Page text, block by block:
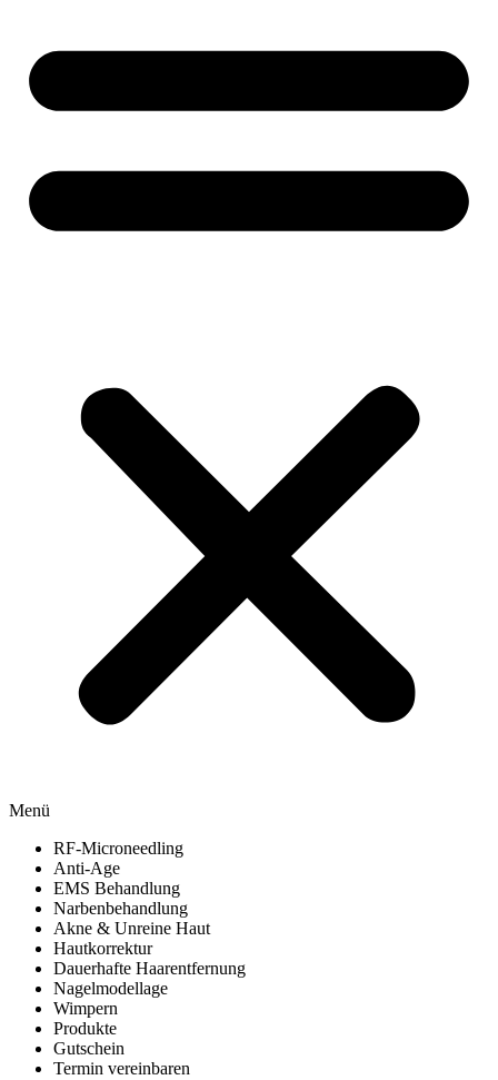
Menü
RF-Microneedling
Anti-Age
EMS Behandlung
Narbenbehandlung
Akne & Unreine Haut
Hautkorrektur
Dauerhafte Haarentfernung
Nagelmodellage
Wimpern
Produkte
Gutschein
Termin vereinbaren